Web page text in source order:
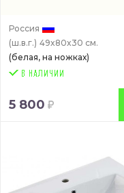
Россия
(ш.в.г.) 49x80x30 см.
(белая, на ножках)
5 800